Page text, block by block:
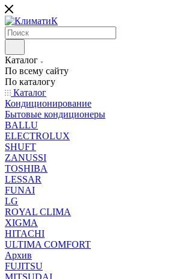
Каталог
По всему сайту
По каталогу
Каталог
Кондиционирование
Бытовые кондиционеры
BALLU
ELECTROLUX
SHUFT
ZANUSSI
TOSHIBA
LESSAR
FUNAI
LG
ROYAL CLIMA
XIGMA
HITACHI
ULTIMA COMFORT
Архив
FUJITSU
MITSUDAI